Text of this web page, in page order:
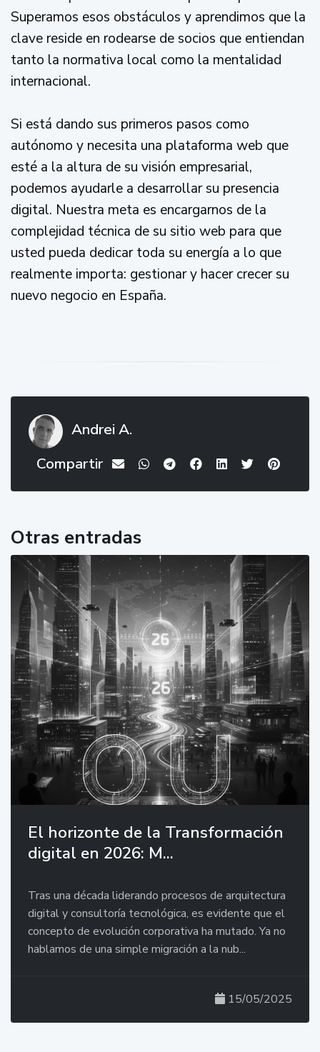
Superamos esos obstáculos y aprendimos que la
clave reside en rodearse de socios que entiendan
tanto la normativa local como la mentalidad
internacional.
Si está dando sus primeros pasos como
autónomo y necesita una plataforma web que
esté a la altura de su visión empresarial,
podemos ayudarle a desarrollar su presencia
digital. Nuestra meta es encargarnos de la
complejidad técnica de su sitio web para que
usted pueda dedicar toda su energía a lo que
realmente importa: gestionar y hacer crecer su
nuevo negocio en España.
Andrei A.
Compartir
Otras entradas
El horizonte de la Transformación
digital en 2026: M...
Tras una década liderando procesos de arquitectura
digital y consultoría tecnológica, es evidente que el
concepto de evolución corporativa ha mutado. Ya no
hablamos de una simple migración a la nub...
15/05/2025